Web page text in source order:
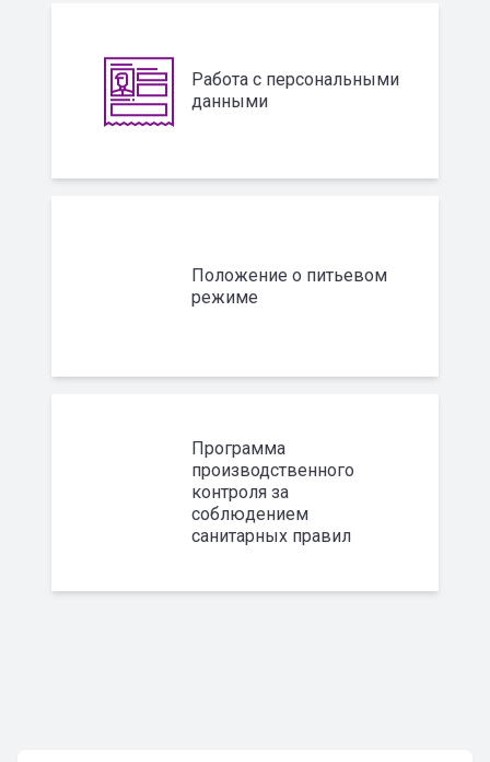
Работа с персональными
данными
Положение о питьевом
режиме
Программа
производственного
контроля за
соблюдением
санитарных правил